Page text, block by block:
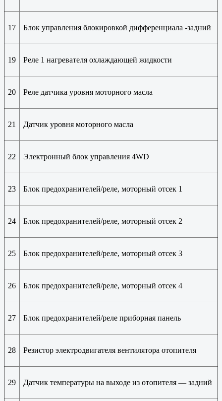
17 Блок управления блокировкой дифференциала -задний
19 Реле 1 нагревателя охлаждающей жидкости
20 Реле датчика уровня моторного масла
21 Датчик уровня моторного масла
22 Электронный блок управления 4WD
23 Блок предохранителей/реле, моторный отсек 1
24 Блок предохранителей/реле, моторный отсек 2
25 Блок предохранителей/реле, моторный отсек 3
26 Блок предохранителей/реле, моторный отсек 4
27 Блок предохранителей/реле приборная панель
28 Резистор электродвигателя вентилятора отопителя
29 Датчик температуры на выходе из отопителя — задний